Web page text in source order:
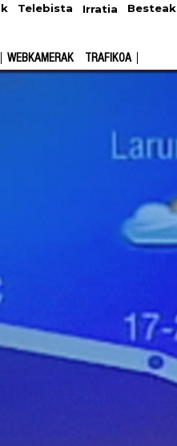
Telebista Irratia Besteak
WEBKAMERAK TRAFIKOA